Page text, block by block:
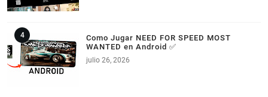
Como Jugar NEED FOR SPEED MOST
WANTED en Android ✅
julio 26, 2026